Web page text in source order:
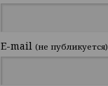
E-mail (не публикуется)